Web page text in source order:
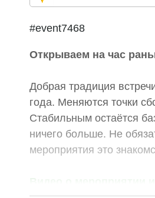
#event7468
Открываем на час
Добрая традиция
года. Меняются точки
Стабильным остаётся
ничего больше. Не
мероприятия это
Видео о мероприятии